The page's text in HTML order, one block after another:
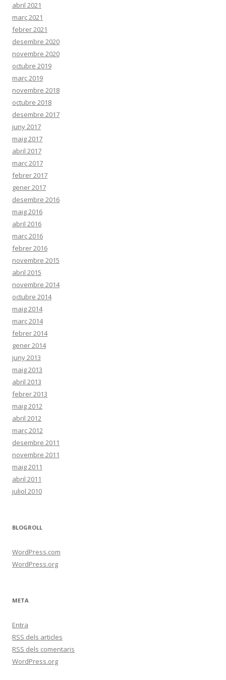
abril 2021
març 2021
febrer 2021
desembre 2020
novembre 2020
octubre 2019
març 2019
novembre 2018
octubre 2018
desembre 2017
juny 2017
maig 2017
abril 2017
març 2017
febrer 2017
gener 2017
desembre 2016
maig 2016
abril 2016
març 2016
febrer 2016
novembre 2015
abril 2015
novembre 2014
octubre 2014
maig 2014
març 2014
febrer 2014
gener 2014
juny 2013
maig 2013
abril 2013
febrer 2013
maig 2012
abril 2012
març 2012
desembre 2011
novembre 2011
maig 2011
abril 2011
juliol 2010
BLOGROLL
WordPress.com
WordPress.org
META
Entra
RSS dels articles
RSS dels comentaris
WordPress.org